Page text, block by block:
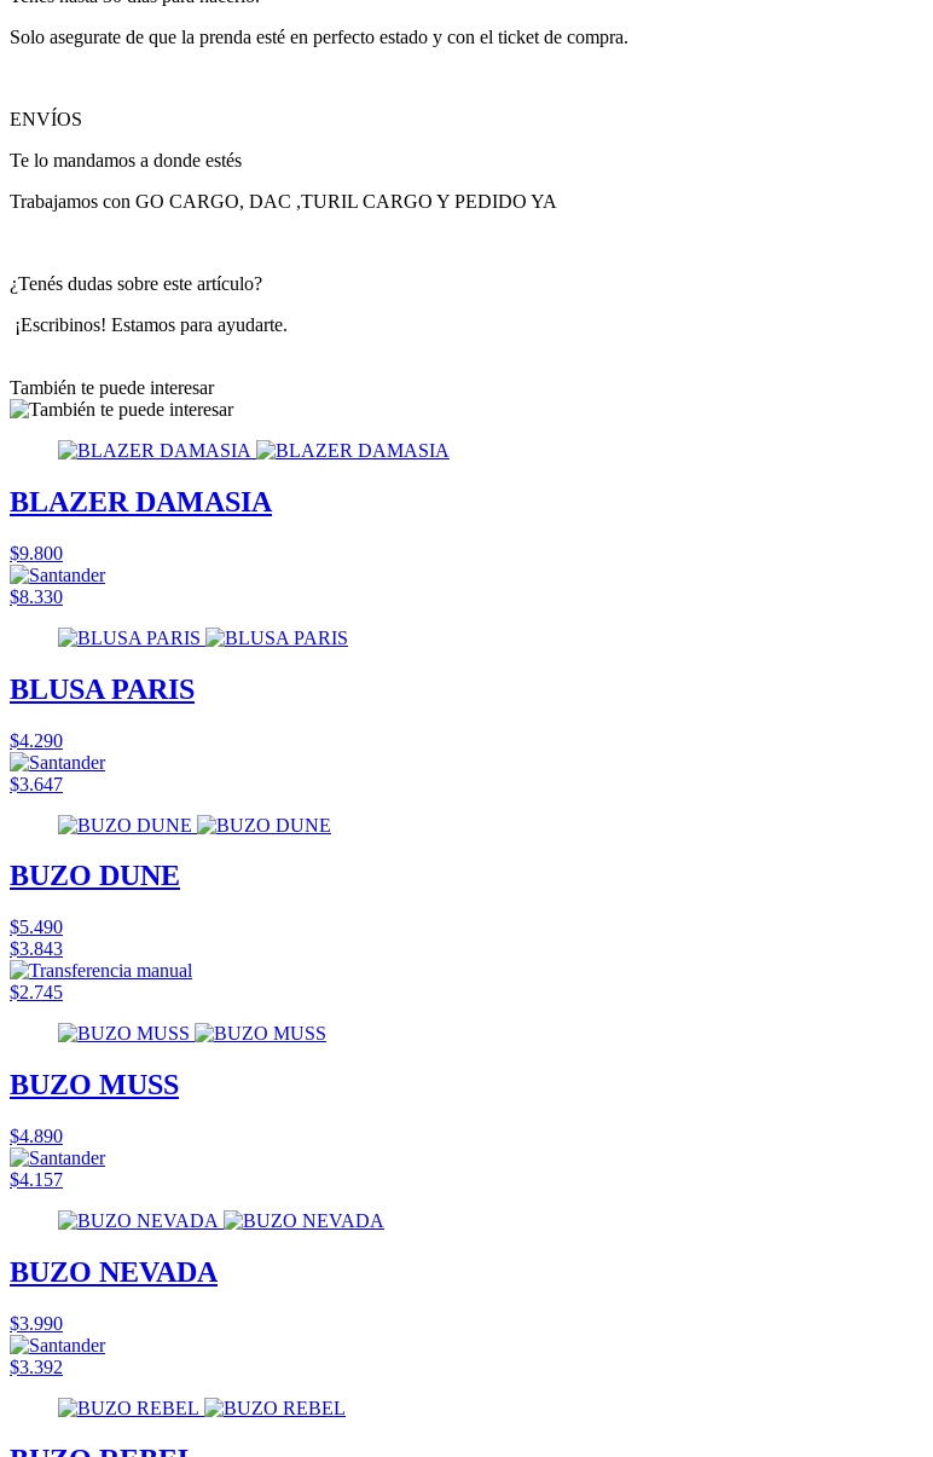
Solo asegurate de que la prenda esté en perfecto estado y con el ticket de compra.
ENVÍOS
Te lo mandamos a donde estés
Trabajamos con GO CARGO, DAC ,TURIL CARGO Y PEDIDO YA
¿Tenés dudas sobre este artículo?
¡Escribinos! Estamos para ayudarte.
También te puede interesar
BLAZER DAMASIA
$9.800
$8.330
BLUSA PARIS
$4.290
$3.647
BUZO DUNE
$5.490
$3.843
$2.745
BUZO MUSS
$4.890
$4.157
BUZO NEVADA
$3.990
$3.392